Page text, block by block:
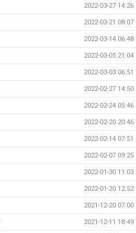
2022-03-27 14:26
2022-03-21 08:07
2022-03-14 06:48
2022-03-05 21:04
2022-03-03 06:51
2022-02-27 14:50
2022-02-24 05:46
2022-02-20 20:46
2022-02-14 07:51
2022-02-07 09:25
2022-01-30 11:03
2022-01-20 12:52
2021-12-20 07:00
2021-12-11 18:49